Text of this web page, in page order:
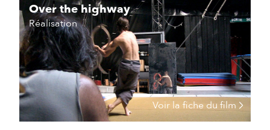
Over the highway
Réalisation
Voir la fiche du film